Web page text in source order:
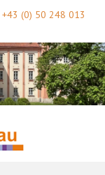
+43 (0) 50 248 013